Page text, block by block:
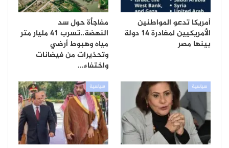
أمريكا تدعو المواطنين
الأمريكيين لمغادرة 14 دولة
بينها مصر
مفاجأة حول سد
النهضة..تسرب 41 مليار متر
مياه وهبوط أرضي
وتحذيرات من فيضانات
واختفاء…
سياسية سياسية